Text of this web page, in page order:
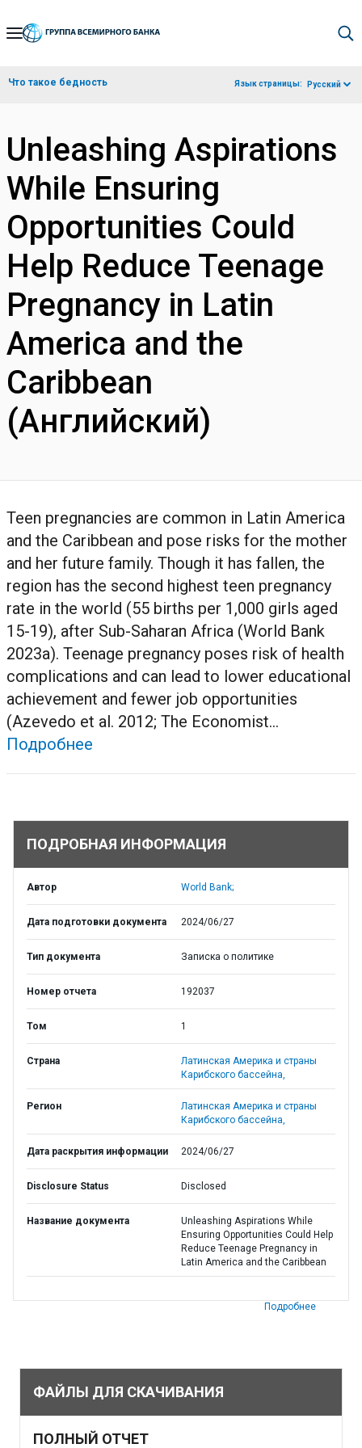
Skip
Navigation
Что такое бедность Язык страницы: Русский
Unleashing Aspirations
While Ensuring
Opportunities Could
Help Reduce Teenage
Pregnancy in Latin
America and the
Caribbean
(Английский)
Teen pregnancies are common in Latin America
and the Caribbean and pose risks for the mother
and her future family. Though it has fallen, the
region has the second highest teen pregnancy
rate in the world (55 births per 1,000 girls aged
15-19), after Sub-Saharan Africa (World Bank
2023a). Teenage pregnancy poses risk of health
complications and can lead to lower educational
achievement and fewer job opportunities
(Azevedo et al. 2012; The Economist...
Подробнее
ПОДРОБНАЯ ИНФОРМАЦИЯ
Автор World Bank;
Дата подготовки документа 2024/06/27
Тип документа Записка о политике
Номер отчета 192037
Том 1
Страна
Латинская Америка и страны
Карибского бассейна,
Регион
Латинская Америка и страны
Карибского бассейна,
Дата раскрытия информации 2024/06/27
Disclosure Status Disclosed
Название документа
Unleashing Aspirations While
Ensuring Opportunities Could Help
Reduce Teenage Pregnancy in
Latin America and the Caribbean
Подробнее
ФАЙЛЫ ДЛЯ СКАЧИВАНИЯ
ПОЛНЫЙ ОТЧЕТ